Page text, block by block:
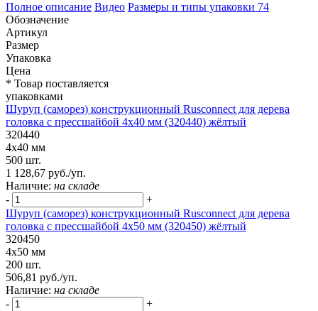
Полное описание Видео Размеры и типы упаковки 74
Обозначение
Артикул
Размер
Упаковка
Цена
* Товар поставляется
упаковками
Шуруп (саморез) конструкционный Rusconnect для дерева
головка с прессшайбой 4х40 мм (320440) жёлтый
320440
4х40 мм
500 шт.
1 128,67 руб./уп.
Наличие: на складе
-
+
Шуруп (саморез) конструкционный Rusconnect для дерева
головка с прессшайбой 4х50 мм (320450) жёлтый
320450
4х50 мм
200 шт.
506,81 руб./уп.
Наличие: на складе
-
+